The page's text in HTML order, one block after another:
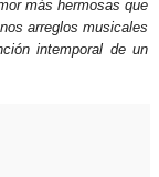
más hermosas que
arreglos musicales
intemporal de un